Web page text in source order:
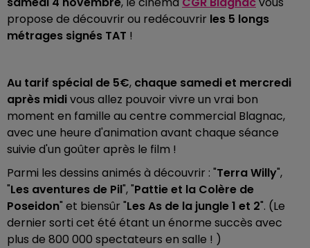
propose de découvrir ou redécouvrir les 5 longs
métrages signés TAT !
Au tarif spécial de 5€, chaque samedi et mercredi
après midivous allez pouvoir vivre un vrai bon
moment en famille au centre commercial Blagnac,
avec une heure d'animation avant chaque séance
suivie d'un goûter après le film !
Parmi les dessins animés à découvrir : "Terra Willy",
"Les aventures de Pil", "Pattie et la Colère de
Poseidon" et biensûr "Les As de la jungle 1 et 2". (Le
dernier sorti cet été étant un énorme succès avec
plus de 800 000 spectateurs en salle ! )